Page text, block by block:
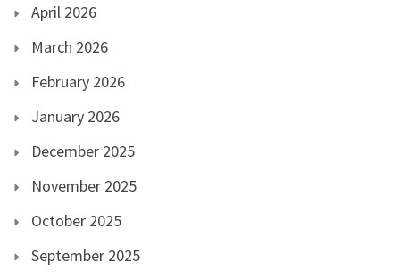
April 2026
March 2026
February 2026
January 2026
December 2025
November 2025
October 2025
September 2025